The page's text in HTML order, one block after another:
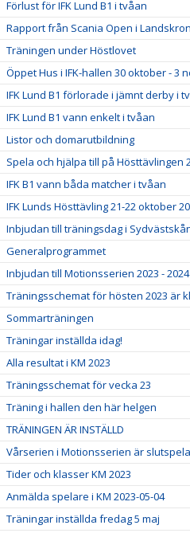
Förlust för IFK Lund B1 i tvåan
Rapport från Scania Open i
Träningen under Höstlovet
Öppet Hus i IFK-hallen 30 oktober - 3
IFK Lund B1 förlorade i jämnt derby i
IFK Lund B1 vann enkelt i tvåan
Listor och domarutbildning
Spela och hjälpa till på Hösttävlingen
IFK B1 vann båda matcher i tvåan
IFK Lunds Hösttävling 21-22 oktober
Inbjudan till träningsdag i
Generalprogrammet
Inbjudan till Motionsserien 2023 - 2024
Träningsschemat för hösten 2023 är
Sommarträningen
Träningar inställda idag!
Alla resultat i KM 2023
Träningsschemat för vecka 23
Träning i hallen den här helgen
TRÄNINGEN ÄR INSTÄLLD
Vårserien i Motionsserien är
Tider och klasser KM 2023
Anmälda spelare i KM 2023-05-04
Träningar inställda fredag 5 maj